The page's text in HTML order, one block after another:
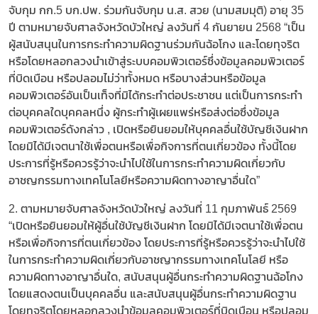
จับกุม กก.5 บก.ปพ. ​ร่วมกันจับกุม น.ส. สวย (นามสมมุติ) อายุ 35
ปี ตามหมายจับศาลจังหวัดบัวใหญ่ ลงวันที่ 4 กันยายน 2568 “เป็น
ผู้สนับสนุนในการกระทำความผิดฐานร่วมกันฉ้อโกง และโดยทุจริต
หรือโดยหลอกลวงนำเข้าสู่ระบบคอมพิวเตอร์ซึ่งข้อมูลคอมพิวเตอร์
ที่บิดเบือน หรือปลอมไม่ว่าทั้งหมด หรือบางส่วนหรือข้อมูล
คอมพิวเตอร์อันเป็นเท็จที่มิได้กระทำต่อประชาชน แต่เป็นการกระทำ
ต่อบุคคลใดบุคคลหนึ่ง ผู้กระทำผู้เผยแพร่หรือส่งต่อซึ่งข้อมูล
คอมพิวเตอร์ดังกล่าว , เปิดหรือยินยอมให้บุคคลอื่นใช้บัญชีเงินฝาก
โดยมิได้มีเจตนาใช้เพื่อตนหรือเพื่อกิจการที่ตนเกี่ยวข้อง ทั้งนี้โดย
ประการที่รู้หรือควรรู้ว่าจะนำไปใช้ในการกระทำความผิดเกี่ยวกับ
อาชญกรรมทางเทคโนโลยีหรือความผิดทางอาญาอื่นใด”
2. ตามหมายจับศาลจังหวัดบัวใหญ่ ลงวันที่ 11 กุมภาพันธ์ 2569
“เปิดหรือยินยอมให้ผู้อื่นใช้บัญชีเงินฝาก โดยมิได้มีเจตนาใช้เพื่อตน
หรือเพื่อกิจการที่ตนเกี่ยวข้อง โดยประการที่รู้หรือควรรู้ว่าจะนำไปใช้
ในการกระทำความผิดเกี่ยวกับอาชญากรรมทางเทคโนโลยี หรือ
ความผิดทางอาญาอื่นใด, สนับสนุนผู้อื่นกระทำความผิดฐานฉ้อโกง
โดยแสดงตนเป็นบุคคลอื่น และสนับสนุนผู้อื่นกระทำความผิดฐาน
โดยทุจริตโดยหลอกลวงนำข้อมูลคอมพิวเตอร์ที่บิดเบือน หรือปลอม